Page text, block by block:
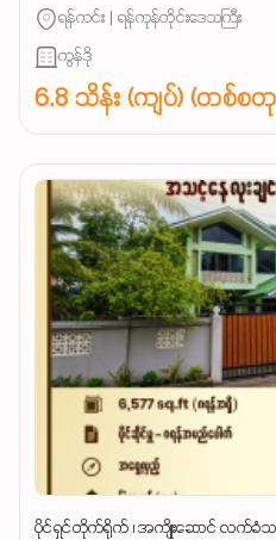
ရန်ကင်း | ရန်ကုန်တိုင်းဒေသကြီး
ကွန်ဒို
6.8 သိန်း (ကျပ်) (တစ်စတု
ပိုင်ရှင်တိုက်ရိုက် ၊ အကျိုးဆောင် လက်ခံသ